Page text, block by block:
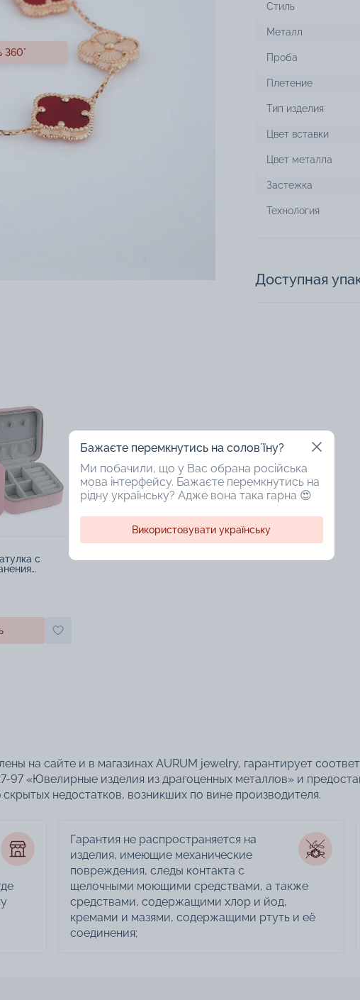
360°
Стиль
Металл
Проба
Плетение
Тип изделия
Цвет вставки
Цвет металла
Застежка
Технология
Доступная
с
на сайте и в магазинах AURUM jewelry, гарантирует
«Ювелирные изделия из драгоценных металлов» и
недостатков, возникших по вине производителя.
Гарантия не распространяется на
изделия, имеющие механические
повреждения, следы контакта с
щелочными моющими средствами, а также
средствами, содержащими хлор и йод,
кремами и мазями, содержащими ртуть и её
соединения;
Бажаєте перемкнутись на соловʼїну?
Ми побачили, що у Вас обрана російська
мова інтерфейсу. Бажаєте перемкнутись на
рідну українську? Адже вона така гарна 😍
Використовувати українську